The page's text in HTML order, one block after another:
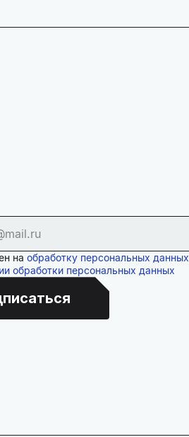
на обработку персональных данных
обработки персональных данных